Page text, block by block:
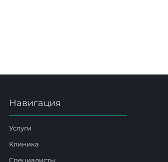
Навигация
Услуги
Клиника
Специалисты